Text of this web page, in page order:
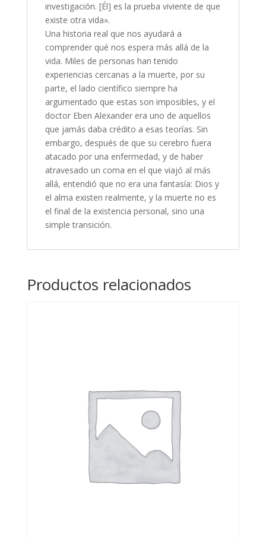
investigación. [Él] es la prueba viviente de que
existe otra vida».
Una historia real que nos ayudará a
comprender qué nos espera más allá de la
vida. Miles de personas han tenido
experiencias cercanas a la muerte, por su
parte, el lado científico siempre ha
argumentado que estas son imposibles, y el
doctor Eben Alexander era uno de aquellos
que jamás daba crédito a esas teorías. Sin
embargo, después de que su cerebro fuera
atacado por una enfermedad, y de haber
atravesado un coma en el que viajó al más
allá, entendió que no era una fantasía: Dios y
el alma existen realmente, y la muerte no es
el final de la existencia personal, sino una
simple transición.
Productos relacionados